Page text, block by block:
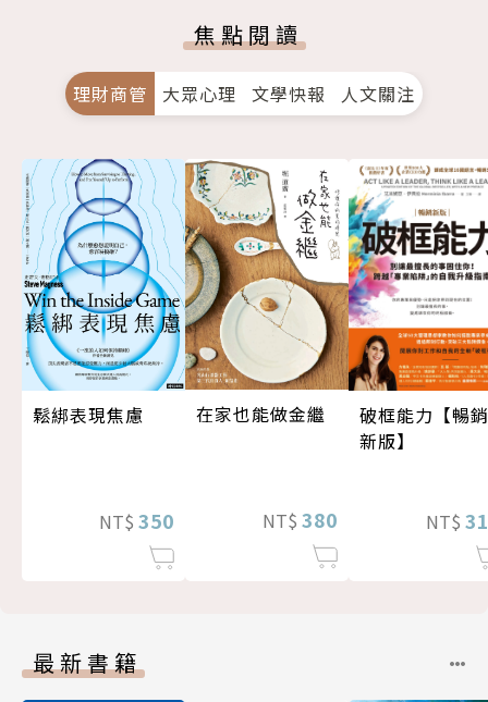
焦點閱讀
理財商管 大眾心理 文學快報 人文關注
鬆綁表現焦慮
NT$ 350
在家也能做金繼
NT$ 380
破框能力【暢銷
新版】
NT$
最新書籍